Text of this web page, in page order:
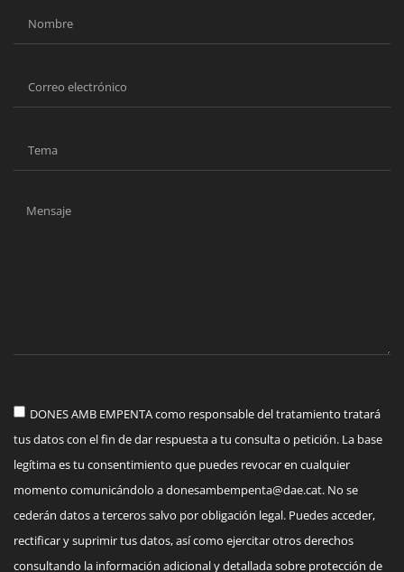
DONES AMB EMPENTA como responsable del tratamiento tratará
tus datos con el fin de dar respuesta a tu consulta o petición. La base
legítima es tu consentimiento que puedes revocar en cualquier
momento comunicándolo adonesambempenta@dae.cat. No se
cederán datos a terceros salvo por obligación legal. Puedes acceder,
rectificar y suprimir tus datos, así como ejercitar otros derechos
consultando la información adicional y detallada sobre protección de